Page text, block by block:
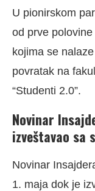
U pionirskom
od prve
kojima se
povratak na
“Studenti 2.0”.
Novinar
izveštavao sa
Novinar
1. maja dok je